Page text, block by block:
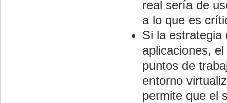
real sería de
a lo que es
Si la estrategia
aplicaciones,
puntos de
entorno
permite que el